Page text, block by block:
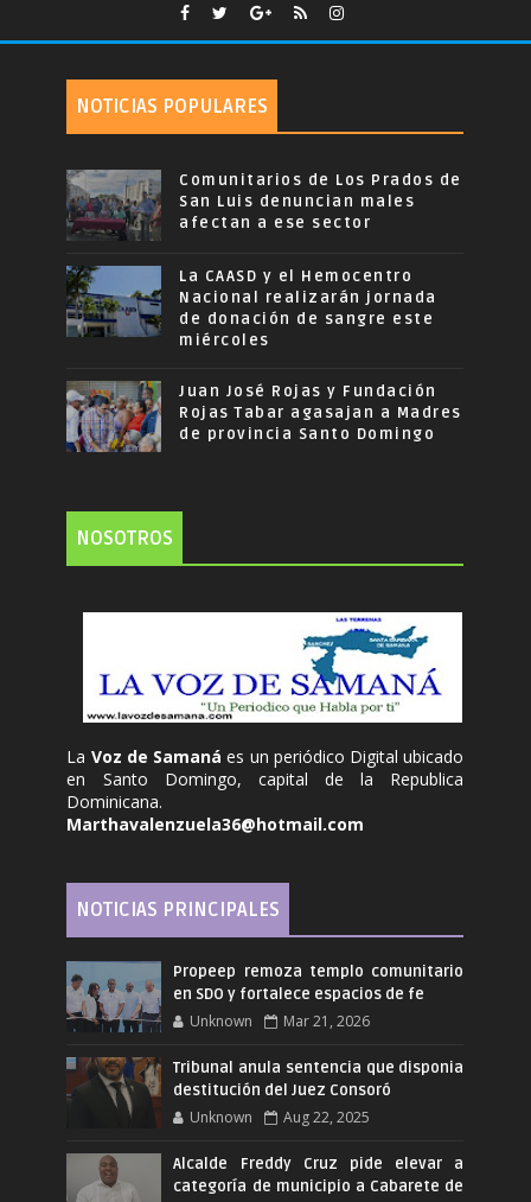
NOTICIAS POPULARES
Comunitarios de Los Prados de
San Luis denuncian males
afectan a ese sector
La CAASD y el Hemocentro
Nacional realizarán jornada
de donación de sangre este
miércoles
Juan José Rojas y Fundación
Rojas Tabar agasajan a Madres
de provincia Santo Domingo
NOSOTROS
La Voz de Samanáes un periódico Digital ubicado
en Santo Domingo, capital de la Republica
Dominicana.
Marthavalenzuela36@hotmail.com
NOTICIAS PRINCIPALES
Propeep remoza templo comunitario
en SDO y fortalece espacios de fe
Unknown Mar 21, 2026
Tribunal anula sentencia que disponia
destitución del Juez Consoró
Unknown Aug 22, 2025
Alcalde Freddy Cruz pide elevar a
categoría de municipio a Cabarete de